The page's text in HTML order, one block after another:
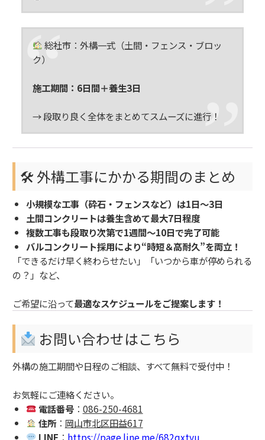
総社市：外構一式（土間・フェンス・ブロッ
ク）
施工期間：6日間＋養生3日
→ 段取り良く全体をまとめてスムーズに進行！
🛠 外構工事にかかる期間のまとめ
小規模な工事（砕石・フェンスなど）は1日〜3日
土間コンクリートは養生含めて最大7日程度
複数工事も段取り次第で1週間〜10日で完了可能
バルコンクリート採用により“時短＆高耐久”を両立！
「できるだけ早く終わらせたい」「いつから車が停められる
の？」など、
ご希望に沿って最適なスケジュールをご提案します！
お問い合わせはこちら
外構の施工期間や日程のご相談、すべて無料で受付中！
お気軽にご連絡ください。
電話番号： 086-250-4681
住所： 岡山市北区田益617
LINE ： https://page.line.me/682qxtyu